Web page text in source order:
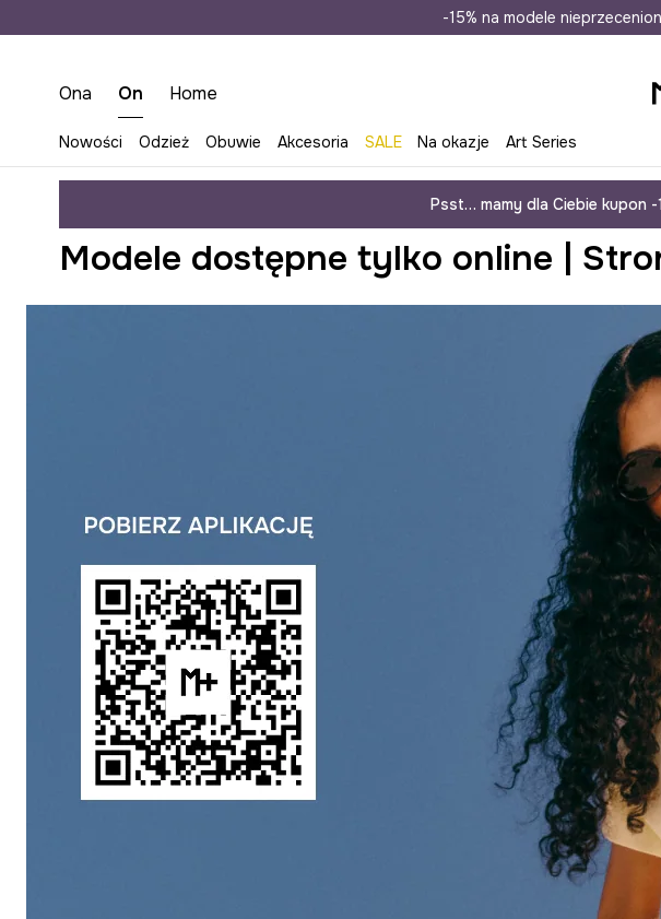
Wysyłka nawet w 24h
-15% na modele
Ona On Home
Nowości Odzież Obuwie Akcesoria SALE Na okazje Art Series
Psst… mamy dla Ciebie kupon
Odzież
Modele dostępne tylko online |